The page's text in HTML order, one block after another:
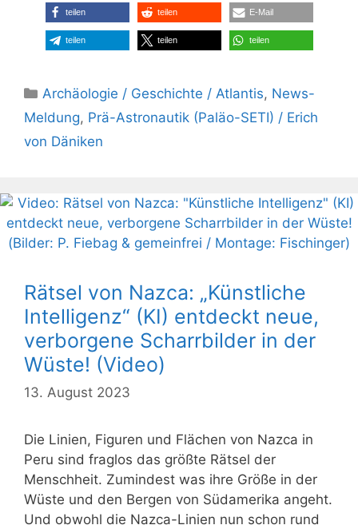
teilen teilen E-Mail
teilen teilen teilen
Kategorien
Archäologie / Geschichte / Atlantis, News-
Meldung, Prä-Astronautik (Paläo-SETI) / Erich
von Däniken
Rätsel von Nazca: „Künstliche
Intelligenz“ (KI) entdeckt neue,
verborgene Scharrbilder in der
Wüste! (Video)
13. August 2023
Die Linien, Figuren und Flächen von Nazca in
Peru sind fraglos das größte Rätsel der
Menschheit. Zumindest was ihre Größe in der
Wüste und den Bergen von Südamerika angeht.
Und obwohl die Nazca-Linien nun schon rund